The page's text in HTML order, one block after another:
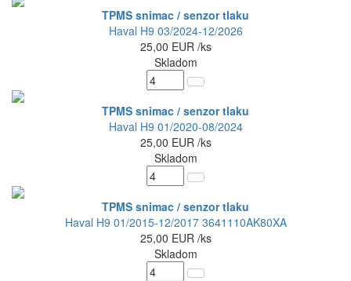
TPMS snimac / senzor tlaku
Haval H9 03/2024-12/2026
25,00 EUR /ks
Skladom
TPMS snimac / senzor tlaku
Haval H9 01/2020-08/2024
25,00 EUR /ks
Skladom
TPMS snimac / senzor tlaku
Haval H9 01/2015-12/2017 3641110AK80XA
25,00 EUR /ks
Skladom